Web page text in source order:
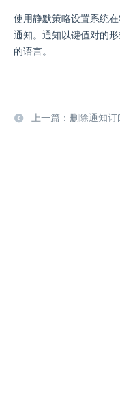
使用静默策略设置系统
通知。通知以键值对的
的语言。
上一篇：删除通知订